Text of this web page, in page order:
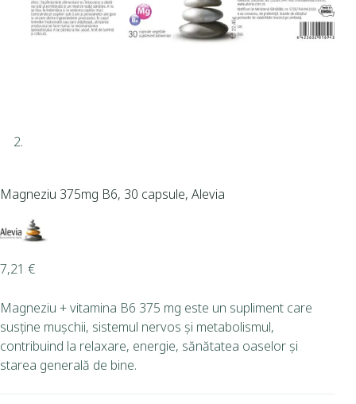
Magneziu 375mg B6, 30 capsule, Alevia
7,21 €
Magneziu + vitamina B6 375 mg este un supliment care
susține mușchii, sistemul nervos și metabolismul,
contribuind la relaxare, energie, sănătatea oaselor și
starea generală de bine.